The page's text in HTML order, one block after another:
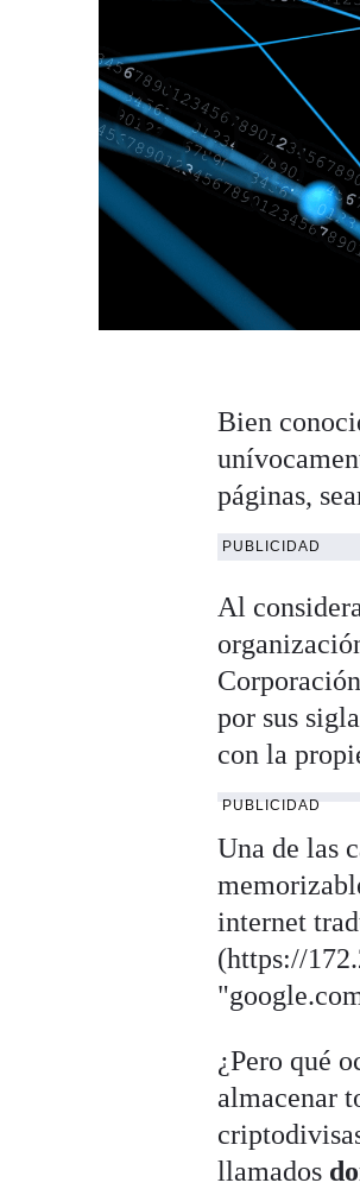
Bien
páginas,
PUBLICIDAD
Al
por sus
con la
PUBLICIDAD
Una de las
internet
(https://
¿Pero qué
almacenar
llamados